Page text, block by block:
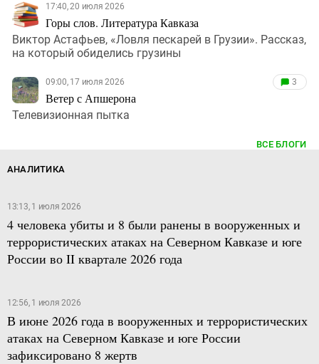
17:40, 20 июля 2026
Горы слов. Литература Кавказа
Виктор Астафьев, «Ловля пескарей в Грузии». Рассказ,
на который обиделись грузины
09:00, 17 июля 2026
Ветер с Апшерона
3
Телевизионная пытка
ВСЕ БЛОГИ
АНАЛИТИКА
13:13, 1 июля 2026
4 человека убиты и 8 были ранены в вооруженных и
террористических атаках на Северном Кавказе и юге
России во II квартале 2026 года
12:56, 1 июля 2026
В июне 2026 года в вооруженных и террористических
атаках на Северном Кавказе и юге России
зафиксировано 8 жертв